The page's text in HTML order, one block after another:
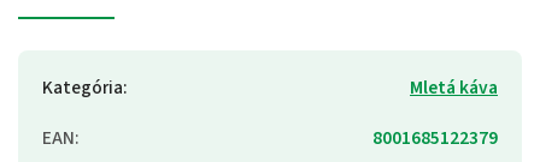
Kategória:
Mletá káva
EAN: 8001685122379